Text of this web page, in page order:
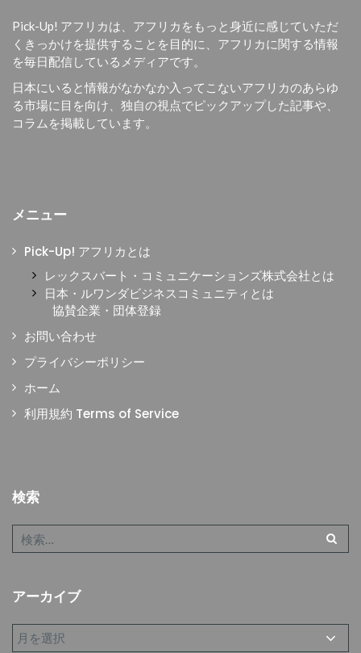
Pick-Up! アフリカは、 アフリカをもっと身近に感じていただ
くきっかけを提供することを目的に、 アフリカに関する情報
を毎日配信しているメディアです。
日本にいると情報がなかなか入ってこないアフリカのあらゆ
る市場に目を向け、独自の視点でピックアップした記事や、
コラムを掲載しています。
メニュー
Pick-Up! アフリカとは
レックスバート・コミュニケーションズ株式会社とは
日本・ルワンダビジネスコミュニティとは
協賛企業・団体登録
お問い合わせ
プライバシーポリシー
ホーム
利用規約 Terms of Service
検索
アーカイブ